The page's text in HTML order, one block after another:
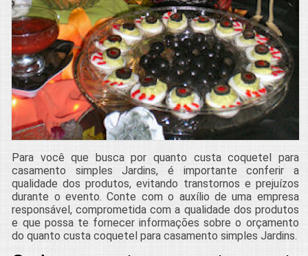
Para você que busca por quanto custa coquetel para
casamento simples Jardins, é importante conferir a
qualidade dos produtos, evitando transtornos e prejuízos
durante o evento. Conte com o auxílio de uma empresa
responsável, comprometida com a qualidade dos produtos
e que possa te fornecer informações sobre o orçamento
do quanto custa coquetel para casamento simples Jardins.